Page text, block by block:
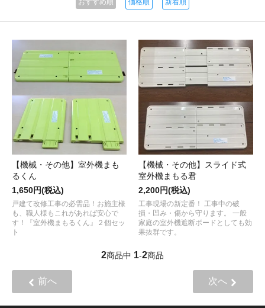
【機械・その他】室外機まも
るくん
1,650円(税込)
戸建て改修工事の必需品！お施主様
も、職人様もこれがあれば安心で
す！『室外機まもるくん』２個セッ
ト
【機械・その他】スライド式
室外機まもる君
2,200円(税込)
工事現場の新定番！ 工事中の破
損・凹み・傷から守ります。 一般
家庭の室外機遮断ボードとしても効
果抜群です。
2商品中 1-2商品
前へ 次へ